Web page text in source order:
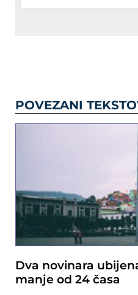
POVEZANI
Dva novinara
manje od 24 časa